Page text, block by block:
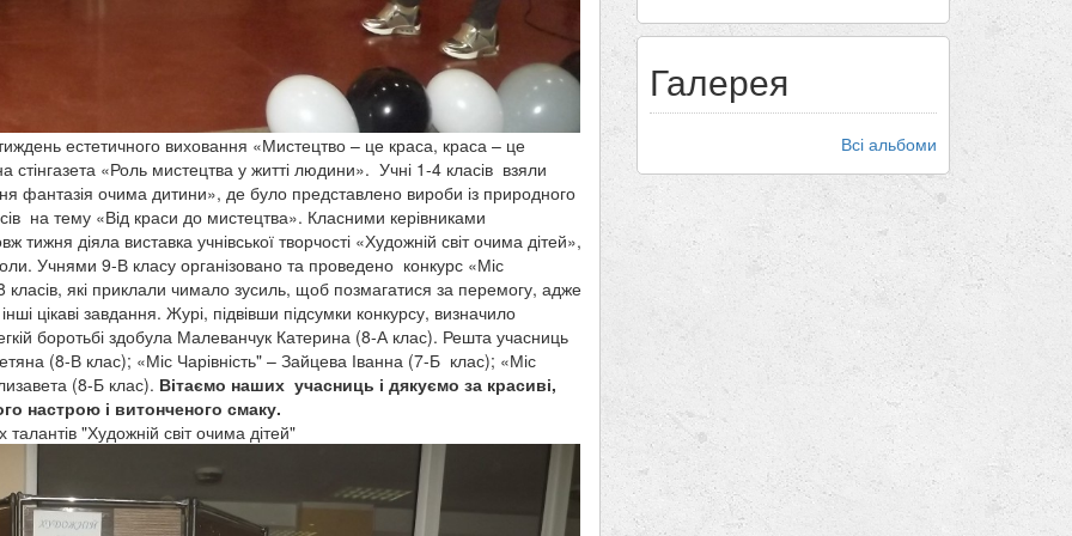
естетичного виховання «Мистецтво – це краса, краса – це
«Роль мистецтва у житті людини». Учні 1-4 класів взяли
фантазія очима дитини», де було представлено вироби із природного
на тему «Від краси до мистецтва». Класними керівниками
тижня діяла виставка учнівської творчості «Художній світ очима дітей»,
Учнями 9-В класу організовано та проведено конкурс «Міс
які приклали чимало зусиль, щоб позмагатися за перемогу, адже
цікаві завдання. Журі, підвівши підсумки конкурсу, визначило
боротьбі здобула Малеванчук Катерина (8-А клас). Решта учасниць
(8-В клас); «Міс Чарівність" – Зайцева Іванна (7-Б клас); «Міс
(8-Б клас). Вітаємо наших учасниць і дякуємо за красиві,
настрою і витонченого смаку.
"Художній світ очима дітей"
Галерея
Всі альбоми